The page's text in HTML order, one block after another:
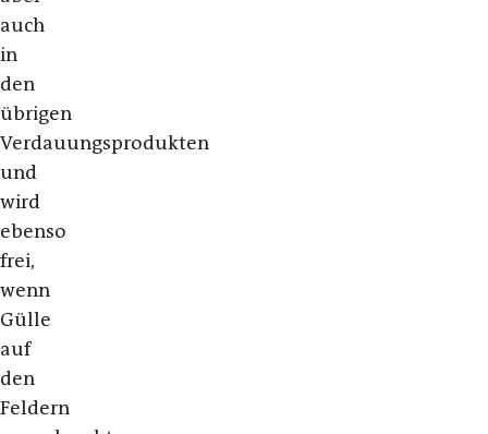
auch
in
den
übrigen
Verdauungsprodukten
und
wird
ebenso
frei,
wenn
Gülle
auf
den
Feldern